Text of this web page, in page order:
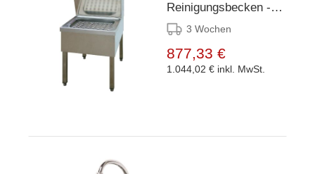
Reinigungsbecken -
500 x 600 x (H) 890
3 Wochen
877,33 €
1.044,02 € inkl. MwSt.